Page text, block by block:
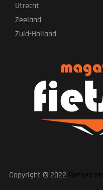
Utrecht
Zeeland
Zuid-Holland
Copyright © 2022 Fietsen